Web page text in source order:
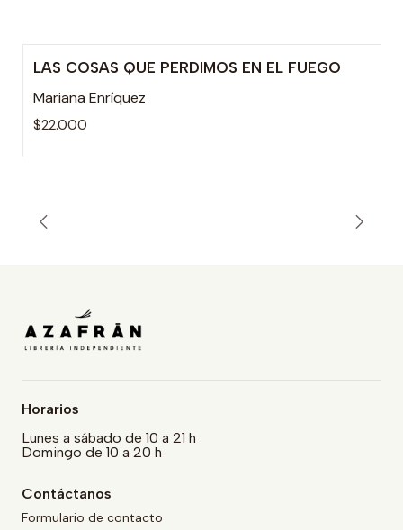
LAS COSAS QUE PERDIMOS EN EL FUEGO
Mariana Enríquez
$22.000
Horarios
Lunes a sábado de 10 a 21 h
Domingo de 10 a 20 h
Contáctanos
Formulario de contacto